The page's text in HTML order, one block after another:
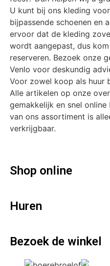
U kunt bij ons kleding
bijpassende schoenen en
ervoor dat de kleding
wordt aangepast, dus
reserveren. Bezoek onze
Venlo voor deskundig
Voor zowel koop als huur
Alle artikelen op onze
gemakkelijk en snel online
van ons assortiment is
verkrijgbaar.
Shop online
Huren
Bezoek de winkel